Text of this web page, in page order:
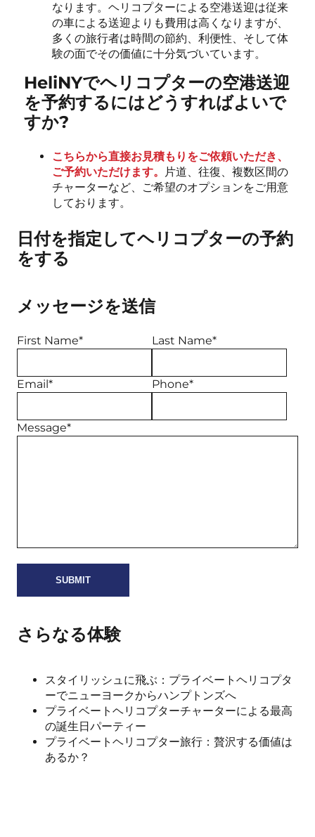
なります。 ヘリコプターによる空港送迎は従来
の車による送迎よりも費用は高くなりますが、
多くの旅行者は時間の節約、利便性、そして体
験の面でその価値に十分気づいています。
HeliNYでヘリコプターの空港送迎
を予約するにはどうすればよいで
すか?
こちらから直接お見積もりをご依頼いただき、
ご予約いただけます。
片道、往復、複数区間の
チャーターなど、ご希望のオプションをご用意
しております。
日付を指定してヘリコプターの予約
をする
メッセージを送信
First Name* Last Name*
Email* Phone*
Message*
さらなる体験
スタイリッシュに飛ぶ：プライベートヘリコプタ
ーでニューヨークからハンプトンズへ
プライベートヘリコプターチャーターによる最高
の誕生日パーティー
プライベートヘリコプター旅行：贅沢する価値は
あるか？